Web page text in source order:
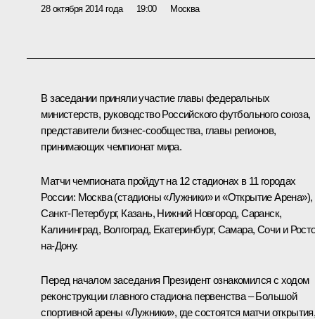
28 октября 2014 года 19:00 Москва
В заседании приняли участие главы федеральных
министерств, руководство Российского футбольного союза,
представители бизнес-сообщества, главы регионов,
принимающих чемпионат мира.
Матчи чемпионата пройдут на 12 стадионах в 11 городах
России: Москва (стадионы «Лужники» и «Открытие Арена»),
Санкт-Петербург, Казань, Нижний Новгород, Саранск,
Калининград, Волгоград, Екатеринбург, Самара, Сочи и
на-Дону.
Перед началом заседания Президент ознакомился с ходом
реконструкции главного стадиона первенства – Большой
спортивной арены «Лужники», где состоятся матчи